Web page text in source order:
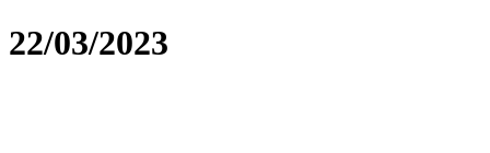
22/03/2023